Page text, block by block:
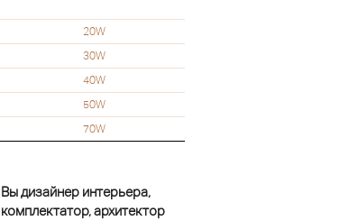
20W
30W
40W
50W
70W
Вы дизайнер интерьера,
комплектатор, архитектор